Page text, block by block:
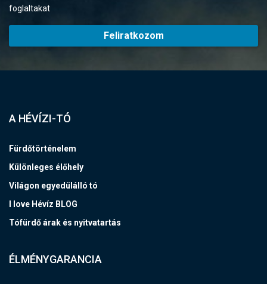
foglaltakat
Feliratkozom
A HÉVÍZI-TÓ
Fürdőtörténelem
Különleges élőhely
Világon egyedülálló tó
I love Hévíz BLOG
Tófürdő árak és nyitvatartás
ÉLMÉNYGARANCIA